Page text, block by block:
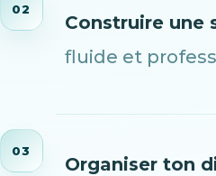
02
Construire une
fluide et
03
Organiser ton